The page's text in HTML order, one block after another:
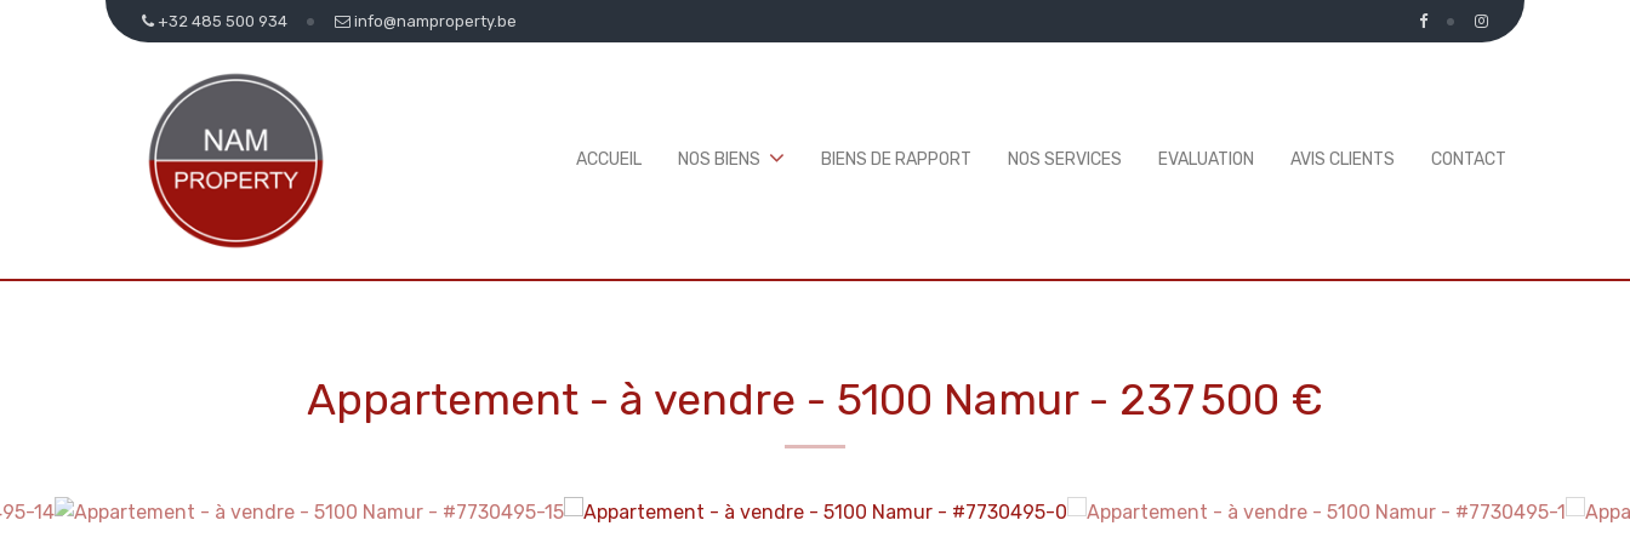
+32 485 500 934 info@namproperty.be
ACCUEIL NOS BIENS BIENS DE RAPPORT NOS SERVICES EVALUATION AVIS CLIENTS CONTACT
Appartement - à vendre - 5100 Namur - 237 500 €